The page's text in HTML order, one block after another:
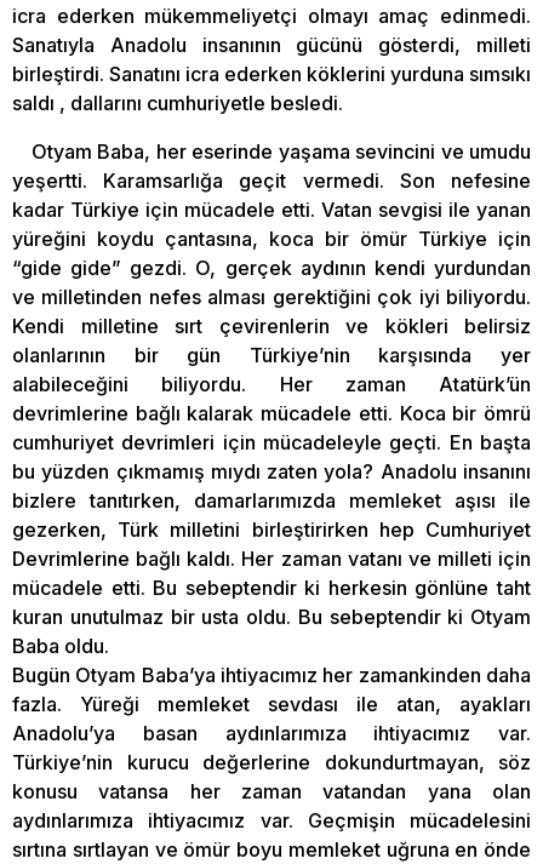
icra ederken mükemmeliyetçi olmayı amaç edinmedi.
Sanatıyla Anadolu insanının gücünü gösterdi, milleti
birleştirdi. Sanatını icra ederken köklerini yurduna sımsıkı
saldı , dallarını cumhuriyetle besledi.
Otyam Baba, her eserinde yaşama sevincini ve umudu
yeşertti. Karamsarlığa geçit vermedi. Son nefesine
kadar Türkiye için mücadele etti. Vatan sevgisi ile yanan
yüreğini koydu çantasına, koca bir ömür Türkiye için
“gide gide” gezdi. O, gerçek aydının kendi yurdundan
ve milletinden nefes alması gerektiğini çok iyi biliyordu.
Kendi milletine sırt çevirenlerin ve kökleri belirsiz
olanlarının bir gün Türkiye’nin karşısında yer
alabileceğini biliyordu. Her zaman Atatürk’ün
devrimlerine bağlı kalarak mücadele etti. Koca bir ömrü
cumhuriyet devrimleri için mücadeleyle geçti. En başta
bu yüzden çıkmamış mıydı zaten yola? Anadolu insanını
bizlere tanıtırken, damarlarımızda memleket aşısı ile
gezerken, Türk milletini birleştirirken hep Cumhuriyet
Devrimlerine bağlı kaldı. Her zaman vatanı ve milleti için
mücadele etti. Bu sebeptendir ki herkesin gönlüne taht
kuran unutulmaz bir usta oldu. Bu sebeptendir ki Otyam
Baba oldu.
Bugün Otyam Baba’ya ihtiyacımız her zamankinden daha
fazla. Yüreği memleket sevdası ile atan, ayakları
Anadolu’ya basan aydınlarımıza ihtiyacımız var.
Türkiye’nin kurucu değerlerine dokundurtmayan, söz
konusu vatansa her zaman vatandan yana olan
aydınlarımıza ihtiyacımız var. Geçmişin mücadelesini
sırtına sırtlayan ve ömür boyu memleket uğruna en önde